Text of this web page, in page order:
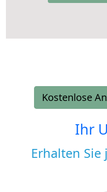
Kostenlose
Ihr
Erhalten